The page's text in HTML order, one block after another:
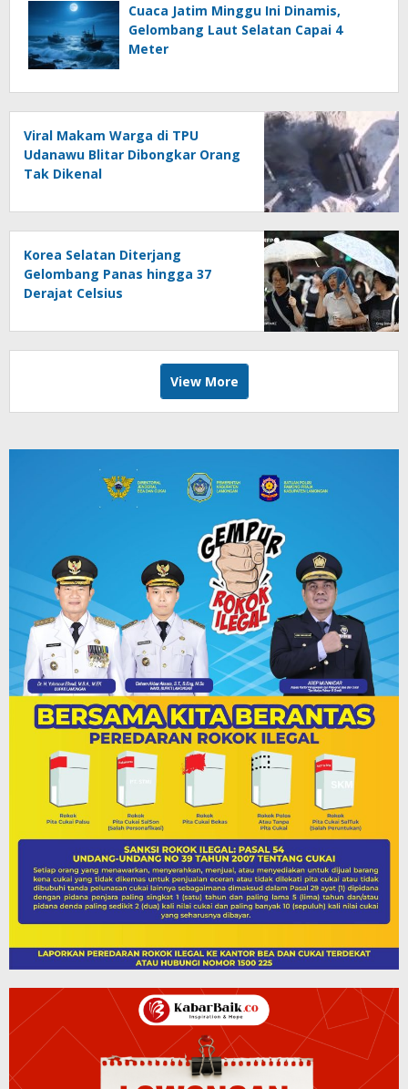
Cuaca Jatim Minggu Ini Dinamis,
Gelombang Laut Selatan Capai 4
Meter
Viral Makam Warga di TPU
Udanawu Blitar Dibongkar Orang
Tak Dikenal
Korea Selatan Diterjang
Gelombang Panas hingga 37
Derajat Celsius
View More